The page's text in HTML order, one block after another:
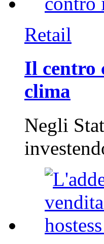
Retail
Il centro
clima
Negli